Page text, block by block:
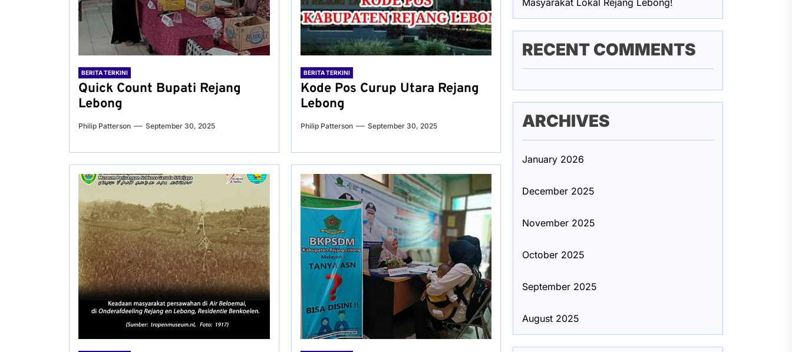
BERITA TERKINI
Quick Count Bupati Rejang
Lebong
Philip Patterson September 30, 2025
BERITA TERKINI
Kode Pos Curup Utara Rejang
Lebong
Philip Patterson September 30, 2025
Masyarakat Lokal Rejang Lebong!
RECENT COMMENTS
ARCHIVES
January 2026
December 2025
November 2025
October 2025
September 2025
August 2025